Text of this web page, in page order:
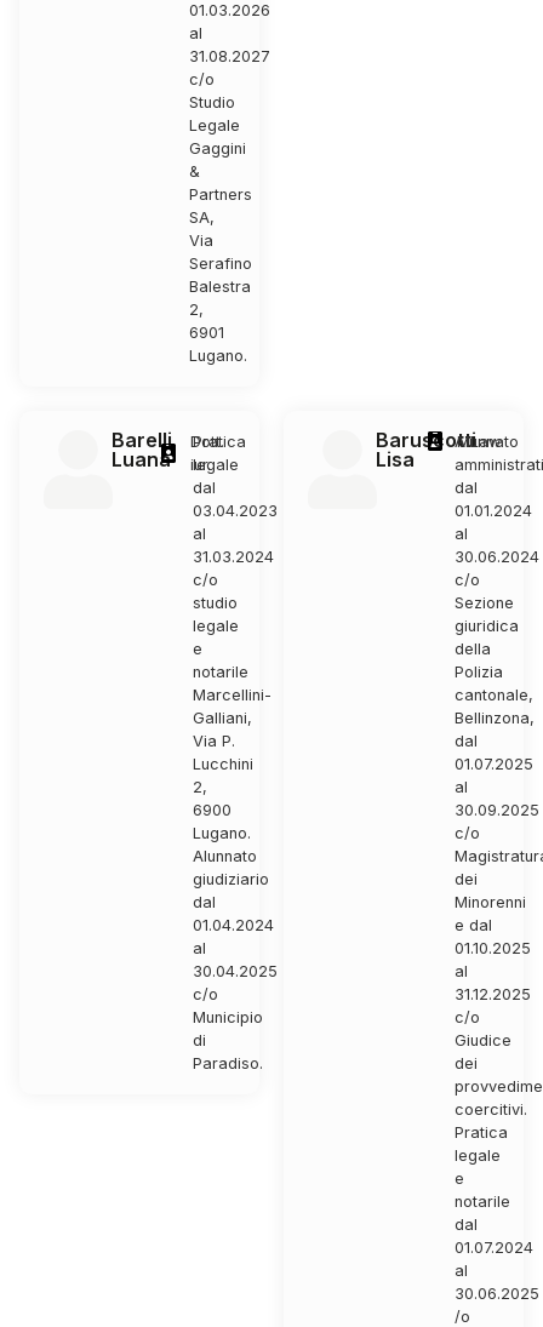
01.03.2026
al
31.08.2027
c/o
Studio
Legale
Gaggini
&
Partners
SA,
Via
Serafino
Balestra
2,
6901
Lugano.
Barelli
Luana
Dott.
iur.
Pratica
legale
dal
03.04.2023
al
31.03.2024
c/o
studio
legale
e
notarile
Marcellini-
Galliani,
Via P.
Lucchini
2,
6900
Lugano.
Alunnato
giudiziario
dal
01.04.2024
al
30.04.2025
c/o
Municipio
di
Paradiso.
Baruscotti
Lisa
MLaw
Alunnato
dal
01.01.2024
al
30.06.2024
c/o
Sezione
giuridica
della
Polizia
cantonale,
Bellinzona,
dal
01.07.2025
al
30.09.2025
c/o
dei
Minorenni
e dal
01.10.2025
al
31.12.2025
c/o
Giudice
dei
coercitivi.
Pratica
legale
e
notarile
dal
01.07.2024
al
30.06.2025
/o